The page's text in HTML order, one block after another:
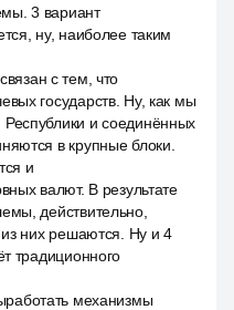
3 вариант
ну, наиболее таким
с тем, что
государств. Ну, как мы
и соединённых
в крупные блоки.
и
валют. В результате
действительно,
них решаются. Ну и 4
традиционного
механизмы